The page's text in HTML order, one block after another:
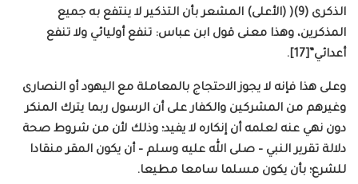
الذكرى (9)( (الأعلى) المشعر بأن التذكير لا ينتفع به جميع
المذكرين، وهذا معنى قول ابن عباس: تنفع أوليائي ولا تنفع
أعدائي”[17].
وعلى هذا فإنه لا يجوز الاحتجاج بالمعاملة مع اليهود أو النصارى
وغيرهم من المشركين والكفار على أن الرسول ربما يترك المنكر
دون نهي عنه لعلمه أن إنكاره لا يفيد؛ وذلك لأن من شروط صحة
دلالة تقرير النبي – صلى الله عليه وسلم – أن يكون المقر منقادا
للشرع؛ بأن يكون مسلما سامعا مطيعا.